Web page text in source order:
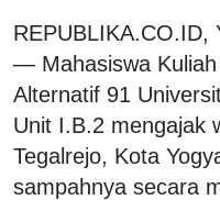
REPUBLIKA.CO.ID,
— Mahasiswa
Alternatif 91
Unit I.B.2 mengajak
Tegalrejo, Kota
sampahnya secara